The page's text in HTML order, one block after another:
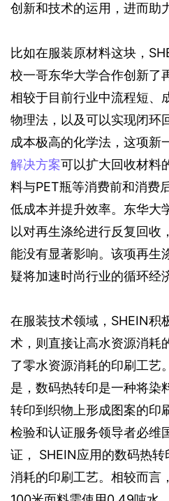
创新和技术的运用，进而助
比如在服装原材料这块，
校一哥东华大学合作创新了
相较于目前行业中流程短、
物理法，以及可以实现闭环
成本极高的化学法，这项新
解决方案可以扩大回收材料
料与PET瓶等消费前和消费
低成本并提升效率。东华大
以对再生涤纶进行反复回收
能没有显著影响。该项再生
疑将加速时尚行业的循环经
在服装技术领域，SHEIN积
术，则直接让高水资源消耗
了零水资源消耗的印刷工艺
是，数码热转印是一种将染
转印到织物上形成图案的印
检验和认证服务领导者必维
证， SHEIN应用的数码热
消耗的印刷工艺。相较而言